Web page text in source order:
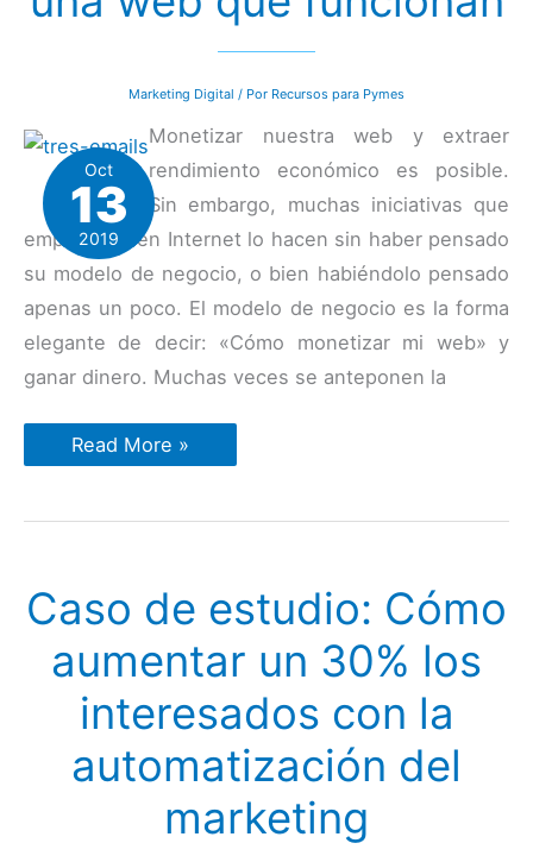
marketing
Marketing Digital / Por Recursos para Pymes
Oct
13
2019
Monetizar nuestra web y extraer
rendimiento económico es posible.
Sin embargo, muchas iniciativas que
emprenden en Internet lo hacen sin haber pensado
su modelo de negocio, o bien habiéndolo pensado
apenas un poco. El modelo de negocio es la forma
elegante de decir: «Cómo monetizar mi web» y
ganar dinero. Muchas veces se anteponen la
5
formas
una
Read More »
Caso de estudio: Cómo
aumentar un 30% los
interesados con la
automatización del
marketing